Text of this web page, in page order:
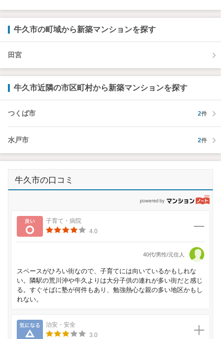
牛久市の町域から新築マンションを探す
田宮
牛久市近隣の市区町村から新築マンションを探す
つくば市 2件
水戸市 2件
牛久市の口コミ
良い
子育て・病院
4.0
40代/男性/元住人
スペースがひろい街なので、子育てには向いているかもしれな
い。隣駅の荒川沖や牛久よりは大分子供の連れが多い街だと感じ
る。すぐそばに塾が何件もあり、勉強熱心な親の多い地区かもし
れない。
気になる
治安・安全
3.0